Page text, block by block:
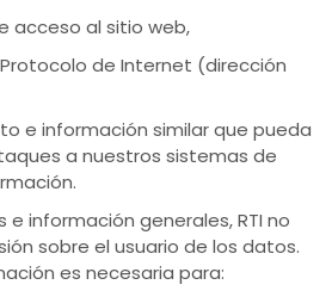
acceso al sitio web,
de Internet (dirección
e información similar que pueda
a nuestros sistemas de
información generales, RTI no
sobre el usuario de los datos.
es necesaria para: